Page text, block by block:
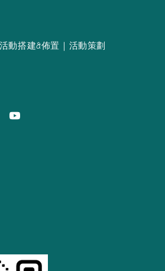
動搭建&佈置｜活動策劃